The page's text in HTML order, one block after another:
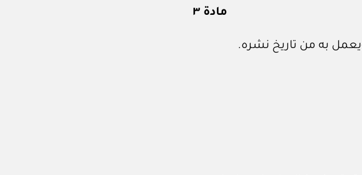
مادة ٣
به من تاريخ نشره.